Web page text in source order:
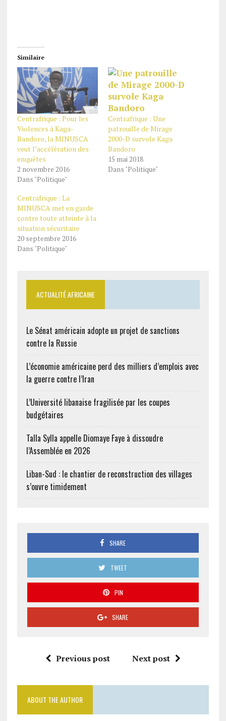
Similaire
Centrafrique : Pour les
Violences à Kaga-
Bandoro, la MINUSCA
veut l’accélération des
enquêtes
2 novembre 2016
Dans "Politique"
Centrafrique : Une
patrouille de Mirage
2000-D survole Kaga
Bandoro
15 mai 2018
Dans "Politique"
Centrafrique : La
MINUSCA met en garde
contre toute atteinte à la
situation sécuritaire
20 septembre 2016
Dans "Politique"
ACTUALITÉ AFRICAINE
Le Sénat américain adopte un projet de sanctions
contre la Russie
L’économie américaine perd des milliers d’emplois avec
la guerre contre l’Iran
L’Université libanaise fragilisée par les coupes
budgétaires
Talla Sylla appelle Diomaye Faye à dissoudre
l’Assemblée en 2026
Liban-Sud : le chantier de reconstruction des villages
s’ouvre timidement
SHARE
TWEET
PIN
SHARE
Previous post Next post
ABOUT THE AUTHOR